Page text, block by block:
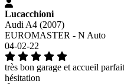
Lucacchioni
Audi A4 (2007)
EUROMASTER - N Auto
04-02-22
très bon garage et accueil
hésitation